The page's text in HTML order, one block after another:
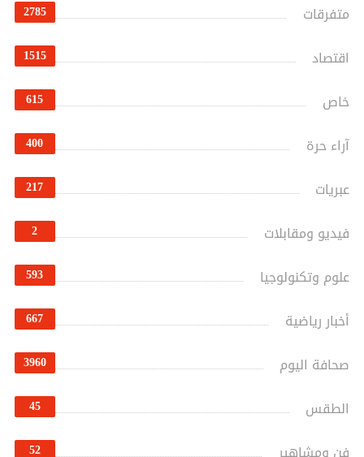
متفرقات 2785
اقتصاد 1515
خاص 615
آراء حرة 400
عبريات 217
فيديو ومقابلات 2
علوم وتكنولوجيا 593
أخبار رياضية 667
صحافة اليوم 3960
الطقس 45
52